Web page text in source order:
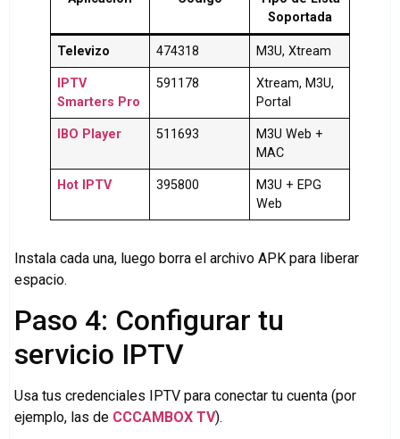
Soportada
Televizo 474318 M3U, Xtream
IPTV
Smarters Pro
591178
Xtream, M3U,
Portal
IBO Player 511693
M3U Web +
MAC
Hot IPTV 395800
M3U + EPG
Web
Instala cada una, luego borra el archivo APK para liberar
espacio.
Paso 4: Configurar tu
servicio IPTV
Usa tus credenciales IPTV para conectar tu cuenta (por
ejemplo, las de CCCAMBOX TV).